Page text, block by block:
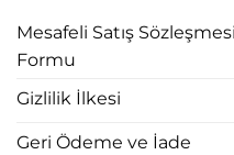
Mesafeli Satış
Formu
Gizlilik İlkesi
Geri Ödeme ve İade